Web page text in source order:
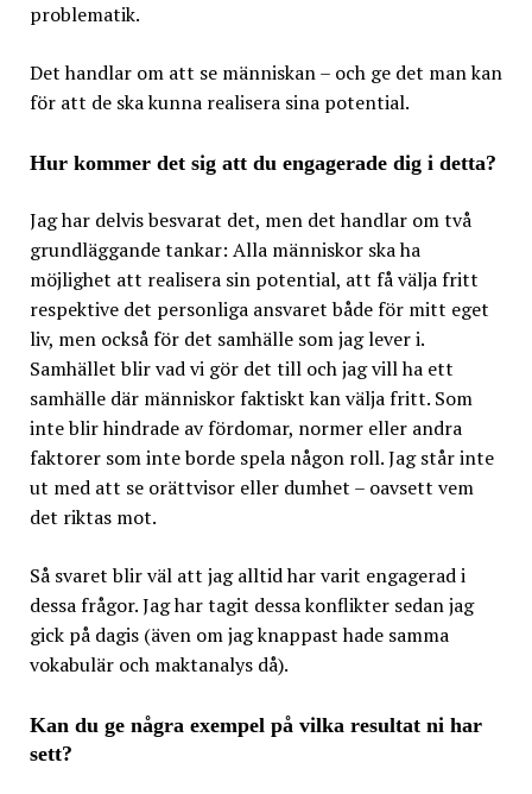
problematik.
Det handlar om att se människan – och ge det man kan
för att de ska kunna realisera sina potential.
Hur kommer det sig att du engagerade dig i detta?
Jag har delvis besvarat det, men det handlar om två
grundläggande tankar: Alla människor ska ha
möjlighet att realisera sin potential, att få välja fritt
respektive det personliga ansvaret både för mitt eget
liv, men också för det samhälle som jag lever i.
Samhället blir vad vi gör det till och jag vill ha ett
samhälle där människor faktiskt kan välja fritt. Som
inte blir hindrade av fördomar, normer eller andra
faktorer som inte borde spela någon roll. Jag står inte
ut med att se orättvisor eller dumhet – oavsett vem
det riktas mot.
Så svaret blir väl att jag alltid har varit engagerad i
dessa frågor. Jag har tagit dessa konflikter sedan jag
gick på dagis (även om jag knappast hade samma
vokabulär och maktanalys då).
Kan du ge några exempel på vilka resultat ni har
sett?